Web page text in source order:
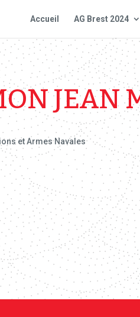
Accueil AG Brest 2024
JEAN
et Armes Navales